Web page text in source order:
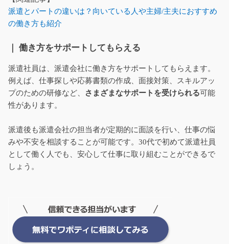
派遣とパートの違いは？向いている人や主婦/主夫におすすめ
の働き方も紹介
｜ 働き方をサポートしてもらえる
派遣社員は、派遣会社に働き方をサポートしてもらえます。
例えば、仕事探しや応募書類の作成、面接対策、スキルアッ
プのための研修など、
さまざまなサポートを受けられる可能
性があります。
派遣後も派遣会社の担当者が定期的に面談を行い、仕事の悩
みや不安を相談することが可能です。30代で初めて派遣社員
として働く人でも、安心して仕事に取り組むことができるで
しょう。